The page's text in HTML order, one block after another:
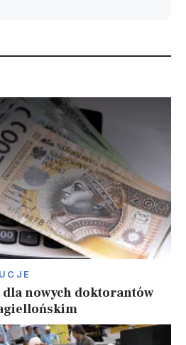
nowych doktorantów